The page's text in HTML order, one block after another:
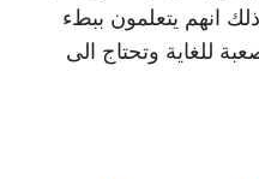
انهم يتعلمون ببطء
للغاية وتحتاج الى